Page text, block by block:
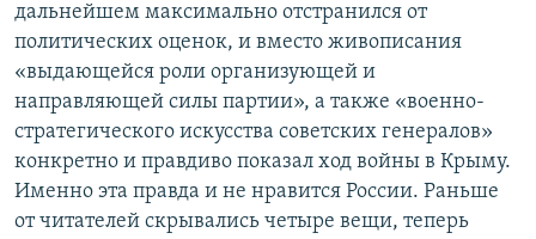
дальнейшем максимально отстранился от
политических оценок, и вместо живописания
«выдающейся роли организующей и
направляющей силы партии», а также «военно-
стратегического искусства советских генералов»
конкретно и правдиво показал ход войны в Крыму.
Именно эта правда и не нравится России. Раньше
от читателей скрывались четыре вещи, теперь